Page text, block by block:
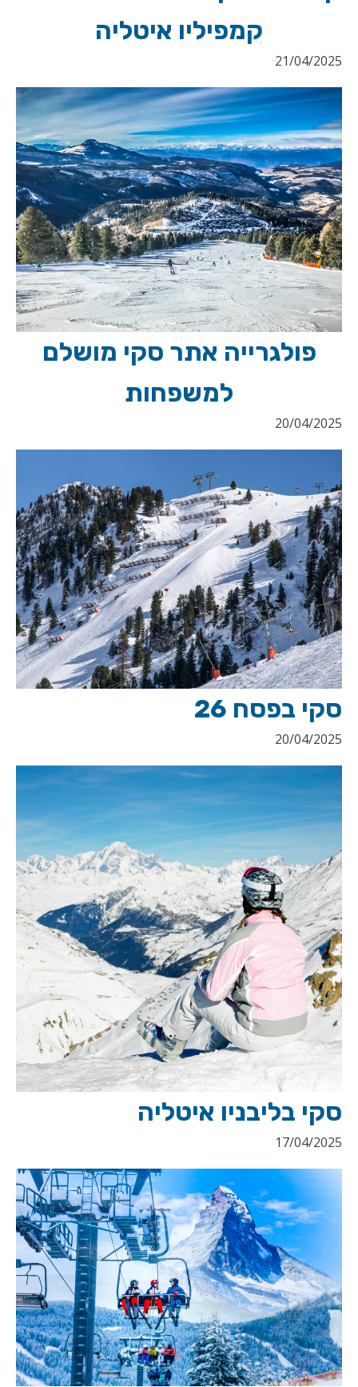
קמפיליו איטליה
21/04/2025
פולגרייה אתר סקי מושלם
למשפחות
20/04/2025
סקי בפסח 26
20/04/2025
סקי בליבניו איטליה
17/04/2025